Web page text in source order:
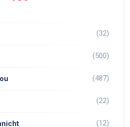
(32)
(500)
(487)
(22)
(12)